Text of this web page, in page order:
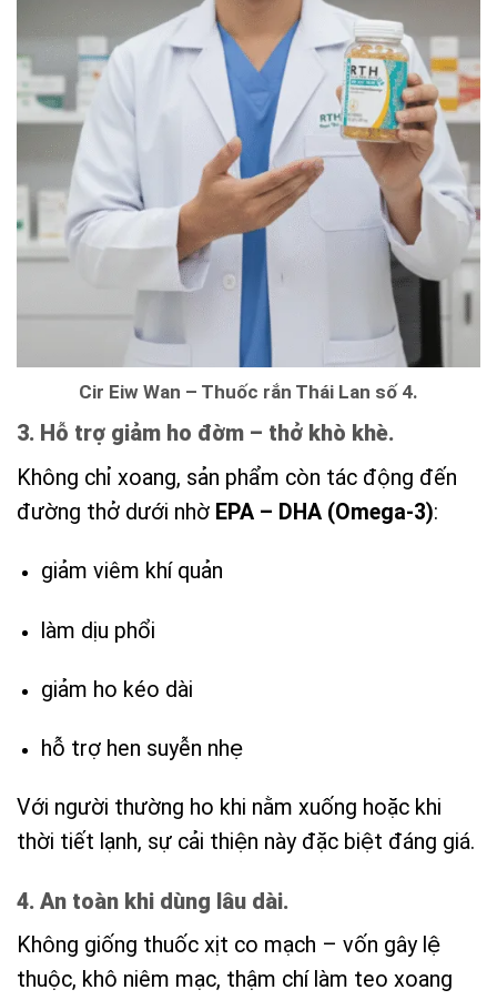
Cir Eiw Wan – Thuốc rắn Thái Lan số 4.
3. Hỗ trợ giảm ho đờm – thở khò khè.
Không chỉ xoang, sản phẩm còn tác động đến
đường thở dưới nhờ EPA – DHA (Omega-3):
giảm viêm khí quản
làm dịu phổi
giảm ho kéo dài
hỗ trợ hen suyễn nhẹ
Với người thường ho khi nằm xuống hoặc khi
thời tiết lạnh, sự cải thiện này đặc biệt đáng giá.
4. An toàn khi dùng lâu dài.
Không giống thuốc xịt co mạch – vốn gây lệ
thuộc, khô niêm mạc, thậm chí làm teo xoang